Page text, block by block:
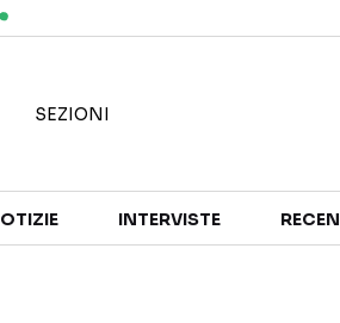
SEZIONI
INTERVISTE